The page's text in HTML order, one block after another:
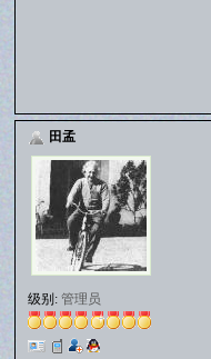
田孟
级别:管理员